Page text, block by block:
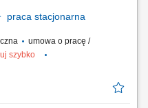
praca stacjonarna
umowa o pracę /
szybko